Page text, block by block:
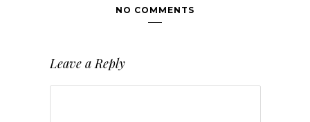
NO COMMENTS
Leave a Reply